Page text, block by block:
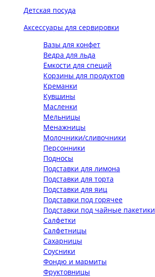
Детская посуда
Аксессуары для сервировки
Вазы для конфет
Ведра для льда
Ёмкости для специй
Корзины для продуктов
Креманки
Кувшины
Масленки
Мельницы
Менажницы
Молочники/сливочники
Персонники
Подносы
Подставки для лимона
Подставки для торта
Подставки для яиц
Подставки под горячее
Подставки под чайные пакетики
Салфетки
Салфетницы
Сахарницы
Соусники
Фондю и мармиты
Фруктовницы